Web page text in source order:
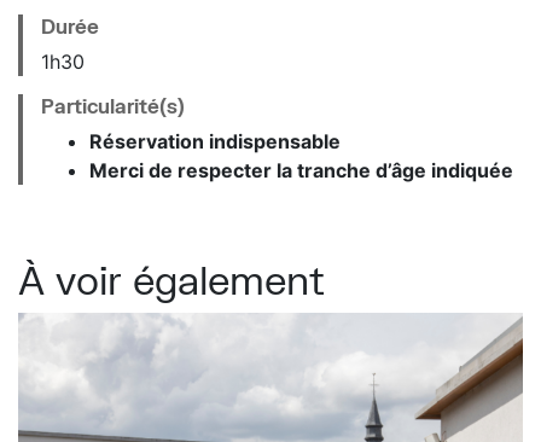
Durée
1h30
Particularité(s)
Réservation indispensable
Merci de respecter la tranche d’âge indiquée
À voir également